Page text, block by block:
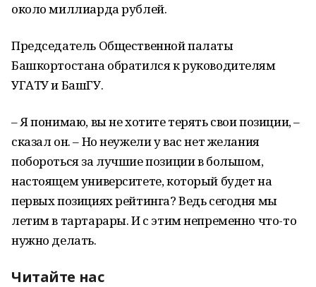
около миллиарда рублей.
Председатель Общественной палаты
Башкортостана обратился к руководителям
УГАТУ и БашГУ.
– Я понимаю, вы не хотите терять свои позиции, –
сказал он. – Но неужели у вас нет желания
побороться за лучшие позиции в большом,
настоящем университете, который будет на
первых позициях рейтинга? Ведь сегодня мы
летим в тартарары. И с этим непременно что-то
нужно делать.
Читайте нас